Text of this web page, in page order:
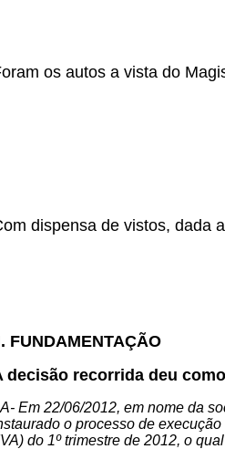
os autos a vista do
dispensa de vistos, dada
FUNDAMENTAÇÃO
decisão recorrida deu
Em 22/06/2012, em nome da
o processo de
do 1º trimestre de 2012, o